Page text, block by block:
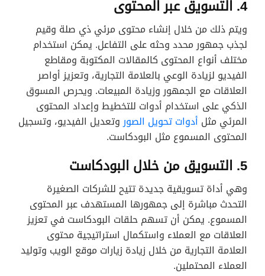
4. التسويق عبر المحتوى
ويتم ذلك من خلال إنشاء محتوى مرئي ذي صلة وقيم
لجذب جمهور محدد وحثه على التفاعل. يمكن استخدام
مختلف أنواع المحتوى كالمقالات المكتوبة ومقاطع
الفيديو لزيادة الوعي بالعلامة التجارية، وتعزيز أواصر
العلاقات مع الجمهور وزيادة المبيعات. ويحرص المسوق
الذكي على استخدام أدوات للتخطيط وإعداد المحتوى
المرئي مثل أدوات تحويل الصوروتعديل الفيديو، وتسجيل
المحتوى المسموع مثل البودكاست.
5. التسويق من خلال البودكاست
وهي أداة تسويقية جديدة تتيح للشركات الصغيرة
التحدث مباشرة إلى جمهورها المستهدف عبر المحتوى
المسموع. يمكن أن تسهم حلقات البودكاست في تعزيز
العلاقات مع العملاء واستكمال استراتيجية محتوى
العلامة التجارية من خلال زيادة زيارات موقع الويب وتوليد
العملاء المحتملين.